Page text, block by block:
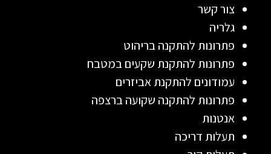
צור קשר
גלריה
פתרונות להתקנה בריהוט
פתרונות להתקנת שקעים במטבח
עמודונים להתקנת אביזרים
פתרונות להתקנה שקועה ברצפה
אנטנות
תעלות דריכה